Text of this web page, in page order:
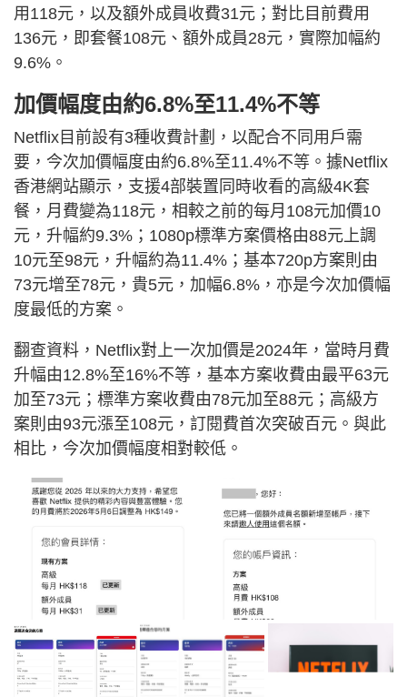
用118元，以及額外成員收費31元；對比目前費用
136元，即套餐108元、額外成員28元，實際加幅約
9.6%。
加價幅度由約6.8%至11.4%不等
Netflix目前設有3種收費計劃，以配合不同用戶需
要，今次加價幅度由約6.8%至11.4%不等。據Netflix
香港網站顯示，支援4部裝置同時收看的高級4K套
餐，月費變為118元，相較之前的每月108元加價10
元，升幅約9.3%；1080p標準方案價格由88元上調
10元至98元，升幅約為11.4%；基本720p方案則由
73元增至78元，貴5元，加幅6.8%，亦是今次加價幅
度最低的方案。
翻查資料，Netflix對上一次加價是2024年，當時月費
升幅由12.8%至16%不等，基本方案收費由最平63元
加至73元；標準方案收費由78元加至88元；高級方
案則由93元漲至108元，訂閱費首次突破百元。與此
相比，今次加價幅度相對較低。